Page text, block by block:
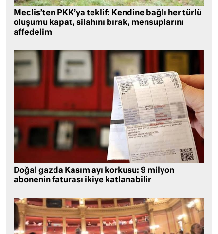
Meclis’ten PKK’ya teklif: Kendine bağlı her türlü
oluşumu kapat, silahını bırak, mensuplarını
affedelim
Doğal gazda Kasım ayı korkusu: 9 milyon
abonenin faturası ikiye katlanabilir